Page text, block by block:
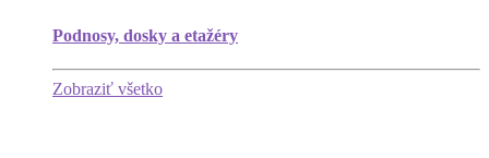
Podnosy, dosky a etažéry
Zobraziť všetko